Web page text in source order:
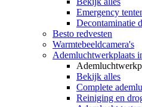
Emergency
Decontaminatie
Besto redvesten
Warmtebeeldcamera's
Ademluchtwerkplaats
Bekijk alles
Complete
Reiniging en